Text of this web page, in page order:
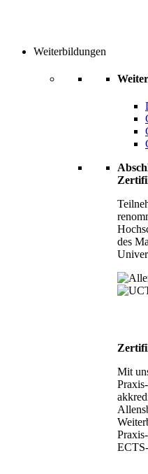
Weiterbildungen
des
Mit